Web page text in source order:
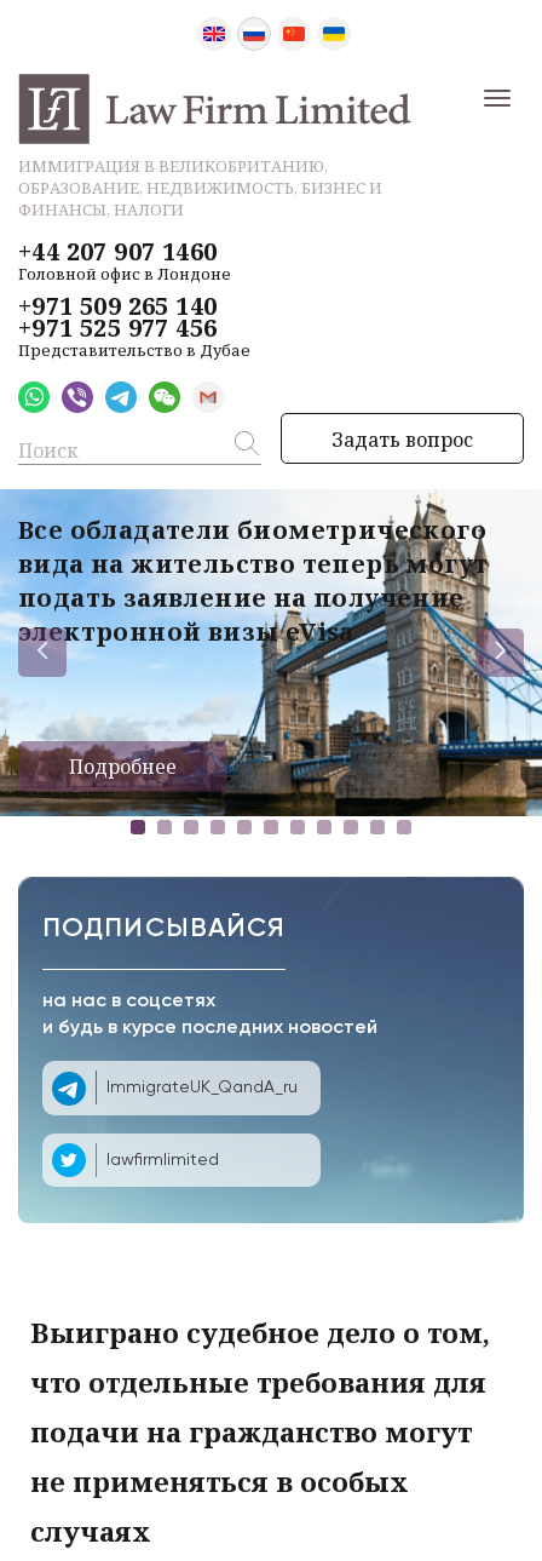
ИММИГРАЦИЯ В ВЕЛИКОБРИТАНИЮ,
ОБРАЗОВАНИЕ, НЕДВИЖИМОСТЬ, БИЗНЕС И
ФИНАНСЫ, НАЛОГИ
+44 207 907 1460
Головной офис в Лондоне
+971 509 265 140
+971 525 977 456
Представительство в Дубае
Задать вопрос
Все обладатели биометрического
вида на жительство теперь могут
подать заявление на получение
электронной визы eVisa
Подробнее
ПОДПИСЫВАЙСЯ
на нас в соцсетях
и будь в курсе последних новостей
ImmigrateUK_QandA_ru
lawfirmlimited
Выиграно судебное дело о том,
что отдельные требования для
подачи на гражданство могут
не применяться в особых
случаях